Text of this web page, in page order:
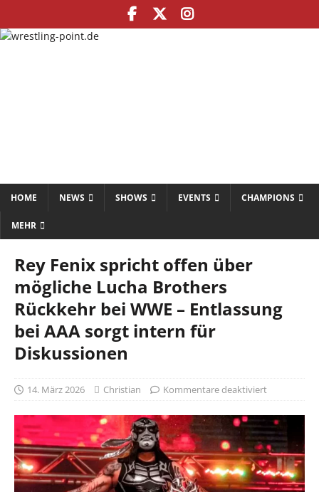
HOME NEWS SHOWS EVENTS CHAMPIONS
MEHR
Rey Fenix spricht offen über
mögliche Lucha Brothers
Rückkehr bei WWE – Entlassung
bei AAA sorgt intern für
Diskussionen
14. März 2026 Christian Kommentare deaktiviert